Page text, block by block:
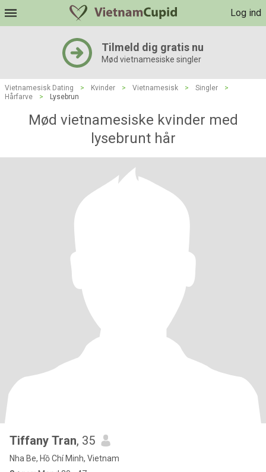
Log ind
Tilmeld dig gratis nu
Mød vietnamesiske singler
Vietnamesisk Dating > Kvinder > Vietnamesisk > Singler
>
Hårfarve
> Lysebrun
Mød vietnamesiske kvinder med
lysebrunt hår
Tiffany Tran, 35
Nha Be, Hồ Chí Minh, Vietnam